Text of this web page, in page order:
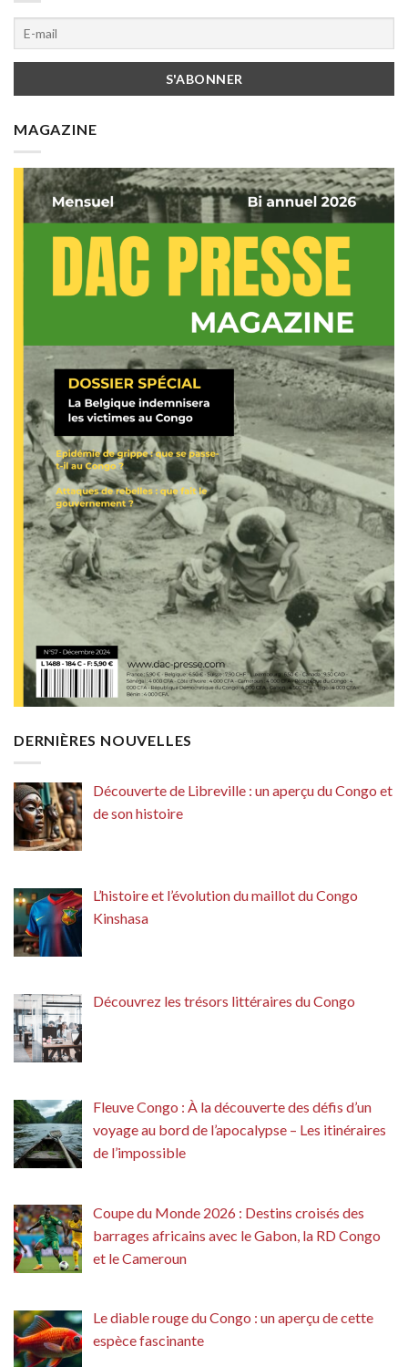
MAGAZINE
DERNIÈRES NOUVELLES
Découverte de Libreville : un aperçu du Congo et
de son histoire
L’histoire et l’évolution du maillot du Congo
Kinshasa
Découvrez les trésors littéraires du Congo
Fleuve Congo : À la découverte des défis d’un
voyage au bord de l’apocalypse – Les itinéraires
de l’impossible
Coupe du Monde 2026 : Destins croisés des
barrages africains avec le Gabon, la RD Congo
et le Cameroun
Le diable rouge du Congo : un aperçu de cette
espèce fascinante